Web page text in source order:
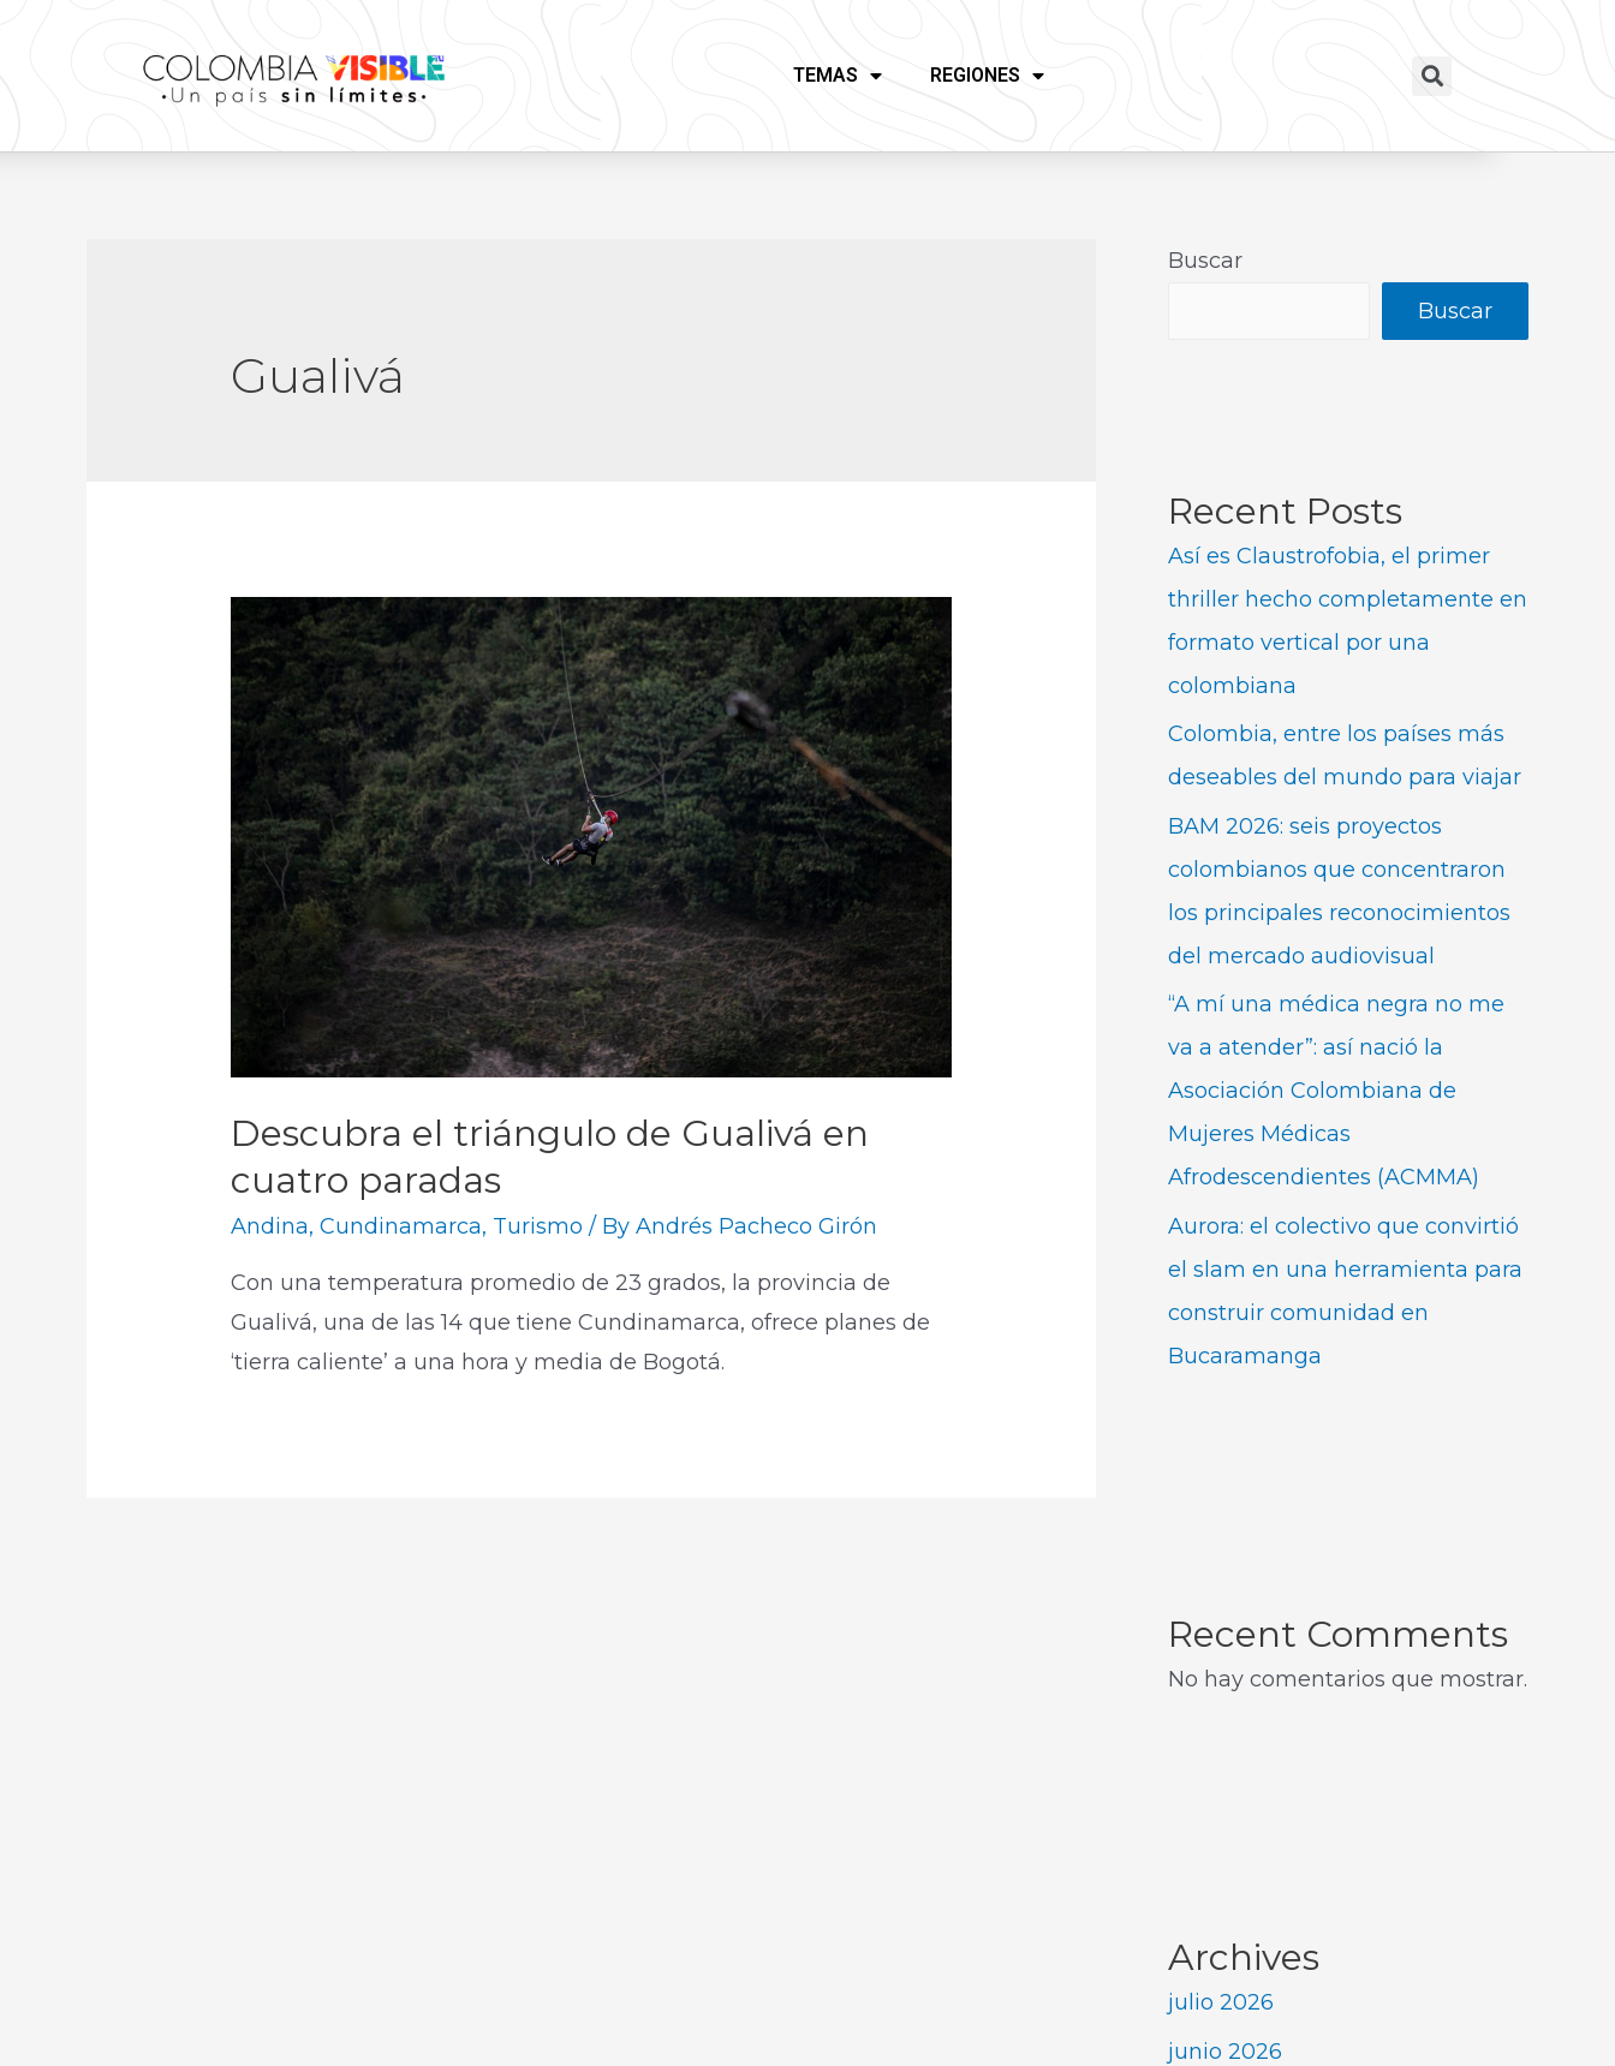
TEMAS REGIONES
Gualivá
Descubra el triángulo de Gualivá en
cuatro paradas
Andina,Cundinamarca, Turismo / ByAndrés Pacheco Girón
Con una temperatura promedio de 23 grados, la provincia de
Gualivá, una de las 14 que tiene Cundinamarca, ofrece planes de
‘tierra caliente’ a una hora y media de Bogotá.
Buscar
Buscar
Recent Posts
Así es Claustrofobia, el primer
thriller hecho completamente en
formato vertical por una
colombiana
Colombia, entre los países más
deseables del mundo para viajar
BAM 2026: seis proyectos
colombianos que concentraron
los principales reconocimientos
del mercado audiovisual
“A mí una médica negra no me
va a atender”: así nació la
Asociación Colombiana de
Mujeres Médicas
Afrodescendientes (ACMMA)
Aurora: el colectivo que convirtió
el slam en una herramienta para
construir comunidad en
Bucaramanga
Recent Comments
No hay comentarios que mostrar.
Archives
julio 2026
junio 2026